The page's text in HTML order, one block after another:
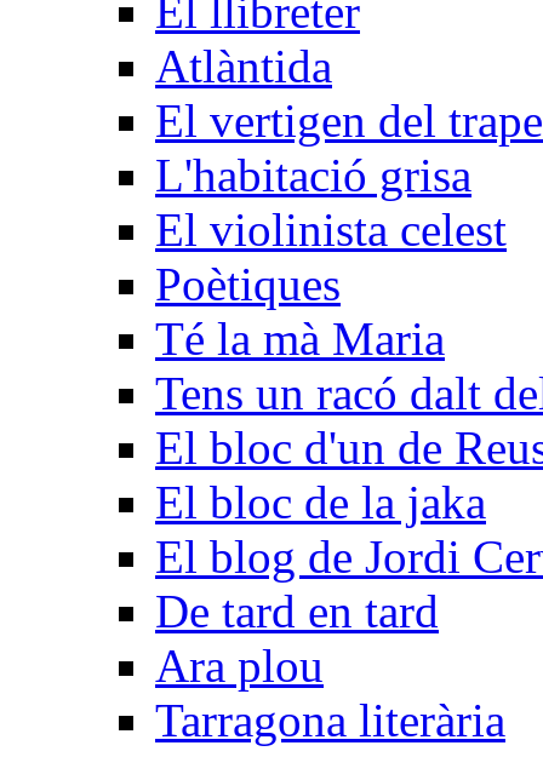
El llibreter
Atlàntida
El vertigen del
L'habitació grisa
El violinista celest
Poètiques
Té la mà Maria
Tens un racó dalt
El bloc d'un de
El bloc de la jaka
El blog de Jordi
De tard en tard
Ara plou
Tarragona literària